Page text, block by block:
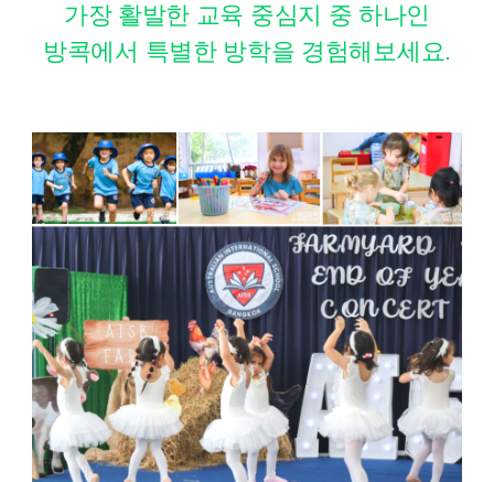
가장 활발한 교육 중심지 중 하나인
방콕에서 특별한 방학을 경험해보세요.